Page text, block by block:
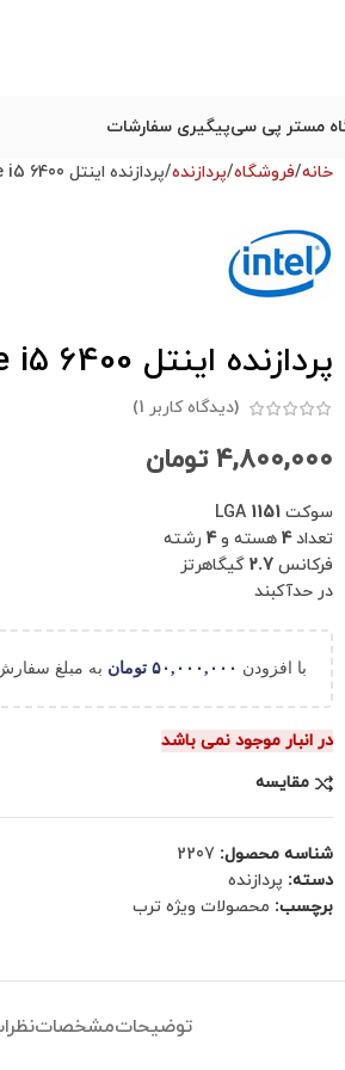
مستر پی سیپیگیری سفارشات
خانه فروشگاه پردازنده پردازنده اینتل Intel Core i5 6400
پردازنده اینتل Intel Core i5 6400
(دیدگاه کاربر 1
)
۴,۸۰۰,۰۰۰ تومان
سوکت LGA 1151
تعداد4 هسته و4
رشته
فرکانس 2.7 گیگاهرتز
در حدآکبند
با افزودن ۵۰,۰۰۰,۰۰۰ تومان به مبلغ
در انبار موجود نمی باشد
مقایسه
شناسه محصول: 2207
دسته: پردازنده
برچسب: محصولات ویژه ترب
توضیحاتمشخصات